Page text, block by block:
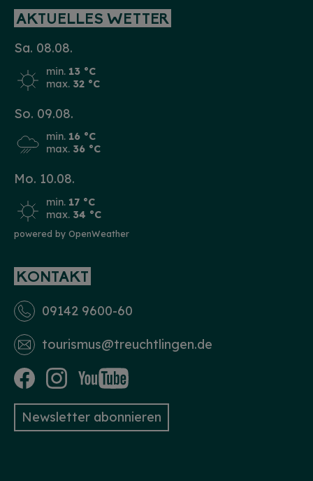
AKTUELLES WETTER
Sa. 08.08.
min. 13 °C
max. 32 °C
So. 09.08.
min. 16 °C
max. 36 °C
Mo. 10.08.
min. 17 °C
max. 34 °C
powered by OpenWeather
KONTAKT
09142 9600-60
tourismus­@treuchtlingen.de
Newsletter abonnieren